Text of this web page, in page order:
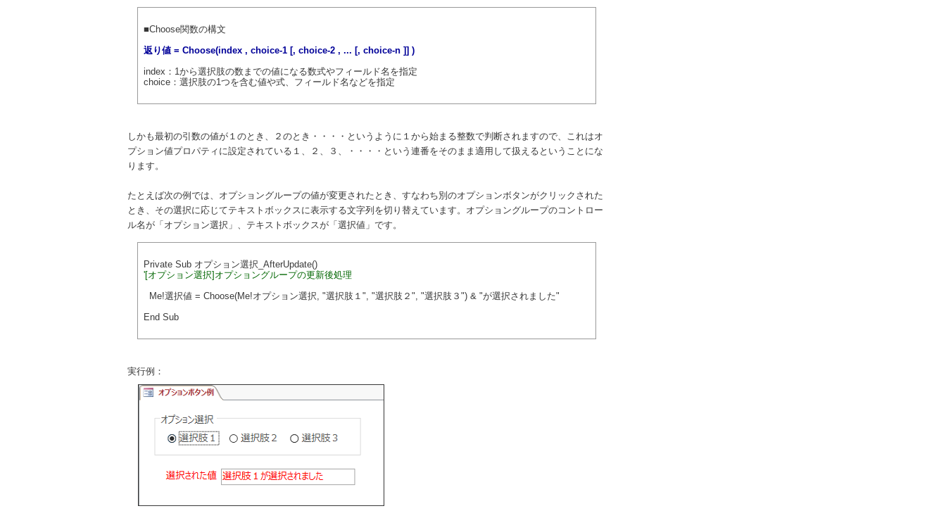
■Choose関数の構文
返り値 = Choose(index , choice-1 [, choice-2 , ... [, choice-n ]] )
index：1から選択肢の数までの値になる数式やフィールド名を指定
choice：選択肢の1つを含む値や式、フィールド名などを指定
しかも最初の引数の値が１のとき、２のとき・・・・というように１から始まる整数で判断されますので、これはオ
プション値プロパティに設定されている１、２、３、・・・・という連番をそのまま適用して扱えるということにな
ります。
たとえば次の例では、オプショングループの値が変更されたとき、すなわち別のオプションボタンがクリックされた
とき、その選択に応じてテキストボックスに表示する文字列を切り替えています。オプショングループのコントロー
ル名が「オプション選択」、テキストボックスが「選択値」です。
Private Sub オプション選択_AfterUpdate()
'[オプション選択]オプショングループの更新後処理
Me!選択値 = Choose(Me!オプション選択, "選択肢１", "選択肢２", "選択肢３") & "が選択されました"
End Sub
実行例：